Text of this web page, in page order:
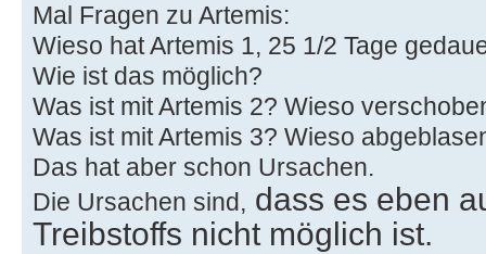
Mal Fragen zu Artemis:
Wieso hat Artemis 1, 25 1/2 Tage
Wie ist das möglich?
Was ist mit Artemis 2? Wieso
Was ist mit Artemis 3? Wieso
Das hat aber schon Ursachen.
Die Ursachen sind, dass es eben
Treibstoffs nicht möglich ist.